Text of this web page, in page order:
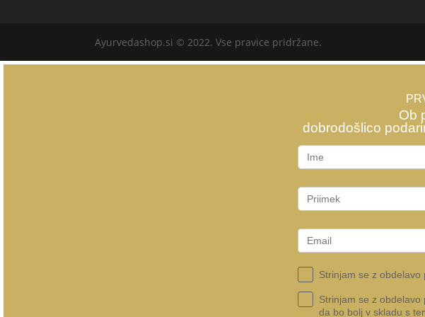
Ayurvedashop.si © 2022. Vse pravice pridržane.
Ob
dobrodošlico
Strinjam se z
Strinjam se z
da bo bolj v skladu s